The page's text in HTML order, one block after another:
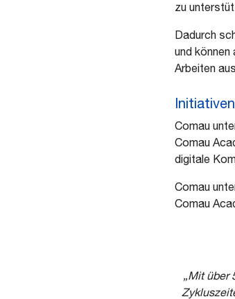
zu
Dadurch
und
Arbeiten
Comau
Comau
digitale
Comau
Comau
„Mit